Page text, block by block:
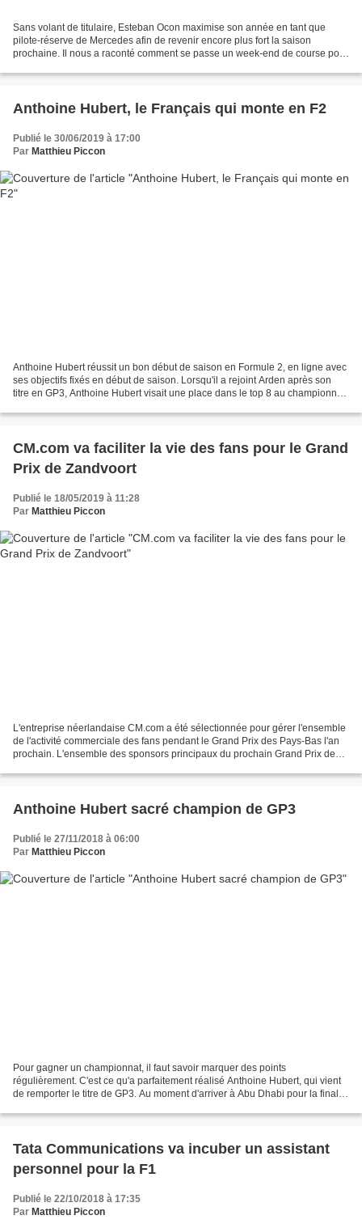
Sans volant de titulaire, Esteban Ocon maximise son année en tant que
pilote-réserve de Mercedes afin de revenir encore plus fort la saison
prochaine. Il nous a raconté comment se passe un week-end de course pour
Anthoine Hubert, le Français qui monte en F2
Publié le 30/06/2019 à 17:00
Par Matthieu Piccon
Anthoine Hubert réussit un bon début de saison en Formule 2, en ligne avec
ses objectifs fixés en début de saison. Lorsqu'il a rejoint Arden après son
titre en GP3, Anthoine Hubert visait une place dans le top 8 au championnat,
CM.com va faciliter la vie des fans pour le Grand
Prix de Zandvoort
Publié le 18/05/2019 à 11:28
Par Matthieu Piccon
L'entreprise néerlandaise CM.com a été sélectionnée pour gérer l'ensemble
de l'activité commerciale des fans pendant le Grand Prix des Pays-Bas l'an
prochain. L'ensemble des sponsors principaux du prochain Grand Prix des
Anthoine Hubert sacré champion de GP3
Publié le 27/11/2018 à 06:00
Par Matthieu Piccon
Pour gagner un championnat, il faut savoir marquer des points
régulièrement. C'est ce qu'a parfaitement réalisé Anthoine Hubert, qui vient
de remporter le titre de GP3. Au moment d'arriver à Abu Dhabi pour la finale
Tata Communications va incuber un assistant
personnel pour la F1
Publié le 22/10/2018 à 17:35
Par Matthieu Piccon